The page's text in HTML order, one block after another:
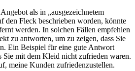
als in „ausgezeichnetem
den Fleck beschrieben worden, könnte
werden. In solchen Fällen empfehlen
zu antworten, um zu zeigen, dass Sie
Ein Beispiel für eine gute Antwort
Sie mit dem Kleid nicht zufrieden waren.
meine Kunden zufriedenzustellen.